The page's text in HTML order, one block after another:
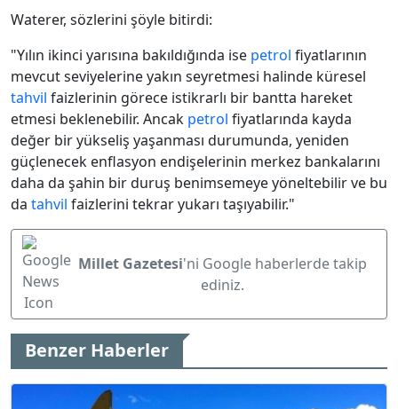
Waterer, sözlerini şöyle bitirdi:
"Yılın ikinci yarısına bakıldığında ise petrol fiyatlarının
mevcut seviyelerine yakın seyretmesi halinde küresel
tahvil faizlerinin görece istikrarlı bir bantta hareket
etmesi beklenebilir. Ancak petrol fiyatlarında kayda
değer bir yükseliş yaşanması durumunda, yeniden
güçlenecek enflasyon endişelerinin merkez bankalarını
daha da şahin bir duruş benimsemeye yöneltebilir ve bu
da tahvil faizlerini tekrar yukarı taşıyabilir."
Millet Gazetesi'ni Google haberlerde takip
ediniz.
Benzer Haberler